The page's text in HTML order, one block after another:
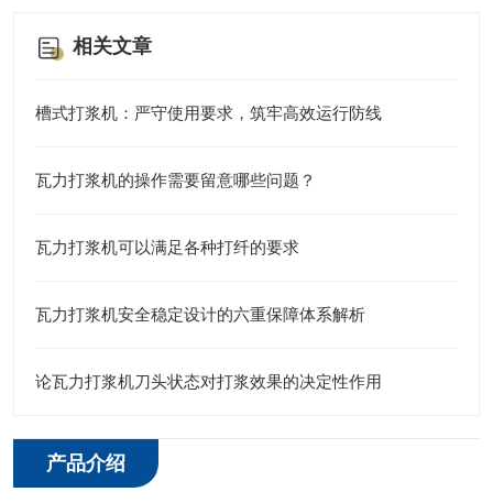
相关文章
槽式打浆机：严守使用要求，筑牢高效运行防线
瓦力打浆机的操作需要留意哪些问题？
瓦力打浆机可以满足各种打纤的要求
瓦力打浆机安全稳定设计的六重保障体系解析
论瓦力打浆机刀头状态对打浆效果的决定性作用
产品介绍